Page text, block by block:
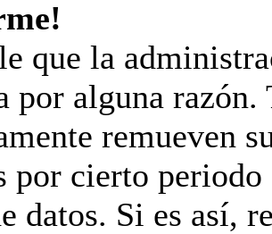
que la
por alguna
remueven
por cierto
datos. Si es así,